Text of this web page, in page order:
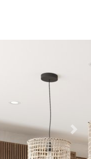
Next